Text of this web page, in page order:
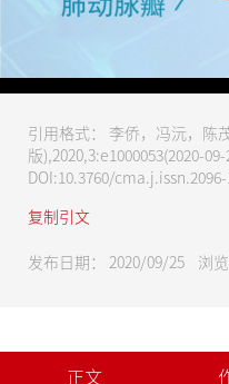
引用格式： 李侨，冯沅，陈
版
DOI:10.3760/cma.j.issn.2096-
复制引文
发布日期： 2020/09/25 浏览
正文